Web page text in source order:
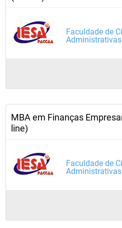
Faculdade de
MBA em Finanças
line)
Faculdade de